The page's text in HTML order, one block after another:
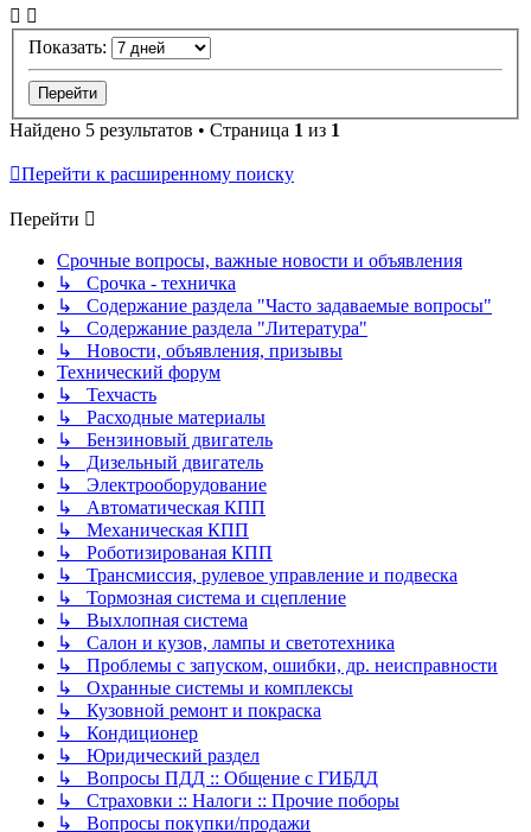
Показать:
Найдено 5 результатов • Страница 1 из 1
Перейти к расширенному поиску
Перейти
Срочные вопросы, важные новости и объявления
↳ Срочка - техничка
↳ Содержание раздела "Часто задаваемые вопросы"
↳ Содержание раздела "Литература"
↳ Новости, объявления, призывы
Технический форум
↳ Техчасть
↳ Расходные материалы
↳ Бензиновый двигатель
↳ Дизельный двигатель
↳ Электрооборудование
↳ Автоматическая КПП
↳ Механическая КПП
↳ Роботизированая КПП
↳ Трансмиссия, рулевое управление и подвеска
↳ Тормозная система и сцепление
↳ Выхлопная система
↳ Салон и кузов, лампы и светотехника
↳ Проблемы с запуском, ошибки, др. неисправности
↳ Охранные системы и комплексы
↳ Кузовной ремонт и покраска
↳ Кондиционер
↳ Юридический раздел
↳ Вопросы ПДД :: Общение с ГИБДД
↳ Страховки :: Налоги :: Прочие поборы
↳ Вопросы покупки/продажи